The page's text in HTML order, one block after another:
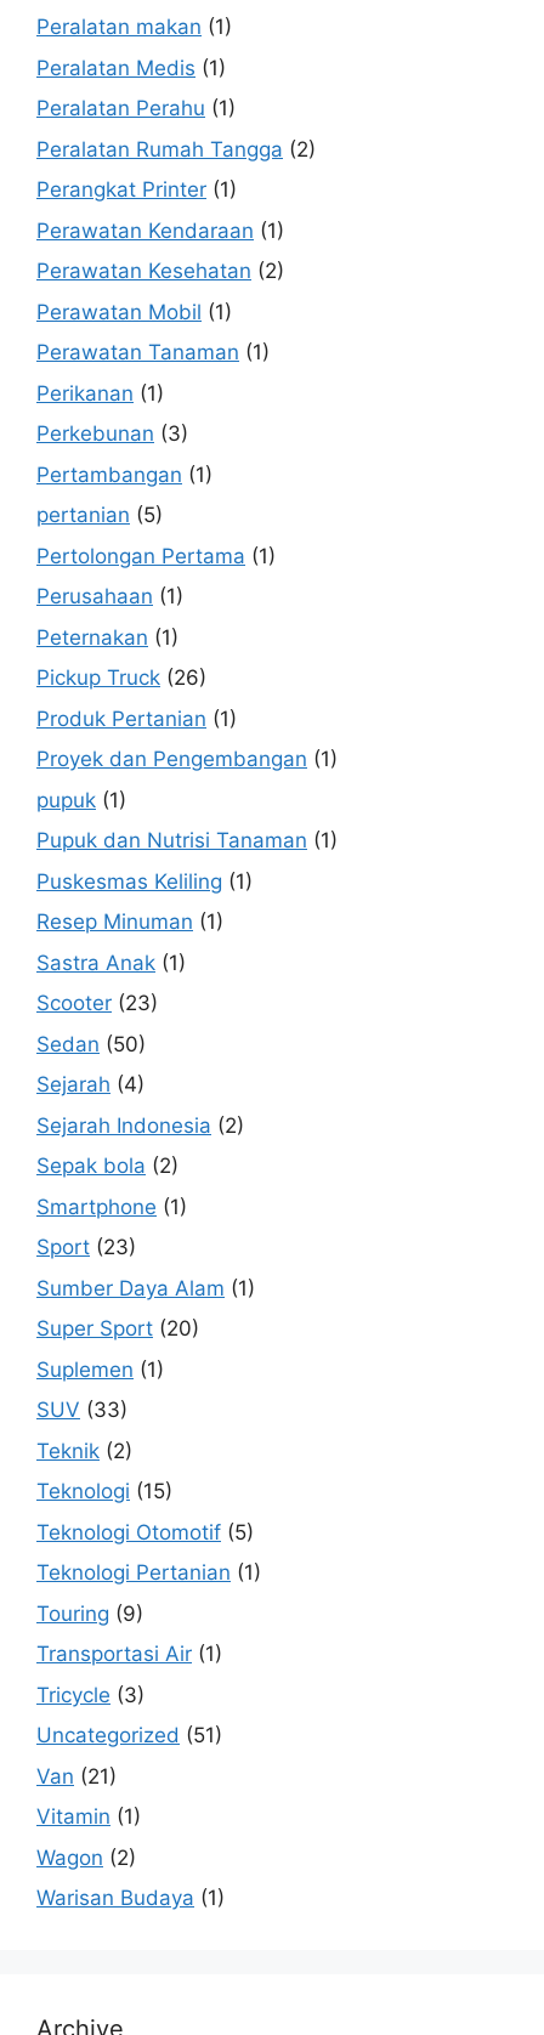
Peralatan makan (1)
Peralatan Medis (1)
Peralatan Perahu (1)
Peralatan Rumah Tangga (2)
Perangkat Printer (1)
Perawatan Kendaraan (1)
Perawatan Kesehatan (2)
Perawatan Mobil (1)
Perawatan Tanaman (1)
Perikanan (1)
Perkebunan (3)
Pertambangan (1)
pertanian (5)
Pertolongan Pertama (1)
Perusahaan (1)
Peternakan (1)
Pickup Truck (26)
Produk Pertanian (1)
Proyek dan Pengembangan (1)
pupuk (1)
Pupuk dan Nutrisi Tanaman (1)
Puskesmas Keliling (1)
Resep Minuman (1)
Sastra Anak (1)
Scooter (23)
Sedan (50)
Sejarah (4)
Sejarah Indonesia (2)
Sepak bola (2)
Smartphone (1)
Sport (23)
Sumber Daya Alam (1)
Super Sport (20)
Suplemen (1)
SUV (33)
Teknik (2)
Teknologi (15)
Teknologi Otomotif (5)
Teknologi Pertanian (1)
Touring (9)
Transportasi Air (1)
Tricycle (3)
Uncategorized (51)
Van (21)
Vitamin (1)
Wagon (2)
Warisan Budaya (1)